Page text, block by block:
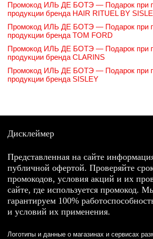
Промокод ИЛЬ ДЕ БОТЭ — Подарок при
продукции бренда HAIR RITUEL BY
Промокод ИЛЬ ДЕ БОТЭ — Подарок при
продукции бренда TOM FORD
Промокод ИЛЬ ДЕ БОТЭ — Подарок при
продукции бренда CLARINS
Промокод ИЛЬ ДЕ БОТЭ — Подарок при
продукции бренда SISLEY
Дисклеймер
Представленная на сайте
публичной офертой. Проверяйте
промокодов, условия акций и их
сайте, где используется промокод.
гарантируем 100%
и условий их применения.
Логотипы и данные о магазинах и сервисах